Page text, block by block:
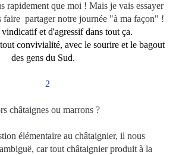
rapidement que moi ! Mais je vais essayer
faire partager notre journée "à ma façon" !
et d'agressif dans tout ça.
convivialité, avec le sourire et le bagout
des gens du Sud.
.
.
châtaignes ou marrons ?
.
élémentaire au châtaignier, il nous
car tout châtaignier produit à la